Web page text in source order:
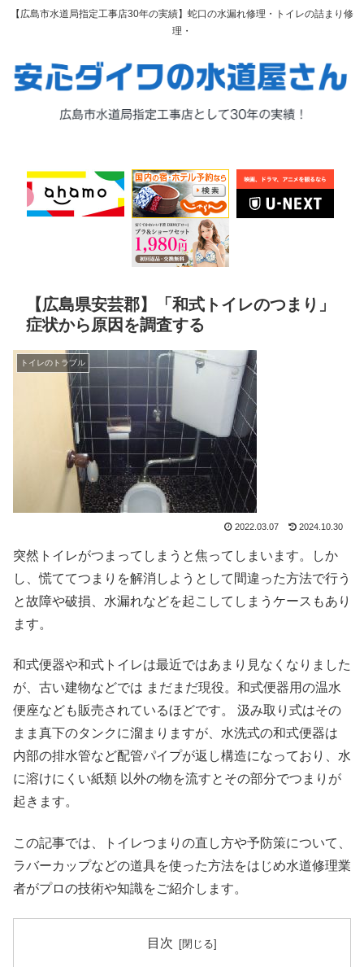
【広島市水道局指定工事店30年の実績】蛇口の水漏れ修理・トイレの詰まり修
理・
【広島県安芸郡】「和式トイレのつまり」
症状から原因を調査する
トイレのトラブル
2022.03.07 2024.10.30
突然トイレがつまってしまうと焦ってしまいます。しか
し、慌ててつまりを解消しようとして間違った方法で行う
と故障や破損、水漏れなどを起こしてしまうケースもあり
ます。
和式便器や和式トイレは最近ではあまり見なくなりました
が、古い建物などでは まだまだ現役。和式便器用の温水
便座なども販売されているほどです。 汲み取り式はその
まま真下のタンクに溜まりますが、水洗式の和式便器は
内部の排水管など配管パイプが返し構造になっており、水
に溶けにくい紙類 以外の物を流すとその部分でつまりが
起きます。
この記事では、トイレつまりの直し方や予防策について、
ラバーカップなどの道具を使った方法をはじめ水道修理業
者がプロの技術や知識をご紹介します。
目次